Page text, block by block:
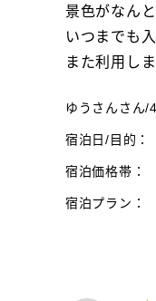
景色がなん
いつまでも
また利用しま
ゆうさんさん/
宿泊日/目的：
宿泊価格帯：
宿泊プラン：